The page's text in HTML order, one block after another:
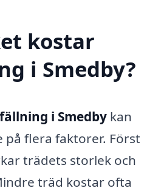
kostar
i Smedby?
i Smedby kan
på flera faktorer. Först
trädets storlek och
träd kostar ofta